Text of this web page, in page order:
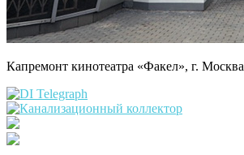
Капремонт кинотеатра «Факел», г. Москва